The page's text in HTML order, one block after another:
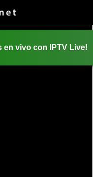
en vivo con IPTV Live!